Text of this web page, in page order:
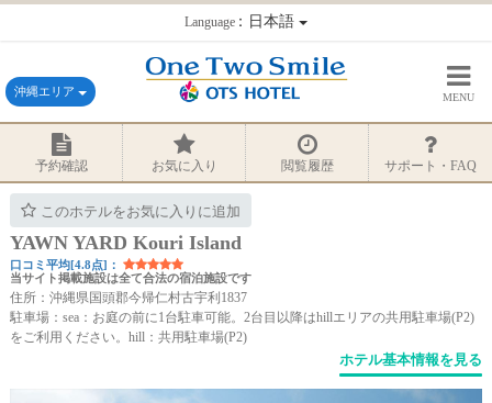
Language：日本語
沖縄エリア MENU
予約確認 お気に入り 閲覧履歴 サポート・FAQ
このホテルをお気に入りに追加
YAWN YARD Kouri Island
口コミ平均[4.8点]：
当サイト掲載施設は全て合法の宿泊施設です
住所：沖縄県国頭郡今帰仁村古宇利1837
駐車場：sea：お庭の前に1台駐車可能。2台目以降はhillエリアの共用駐車場(P2)
をご利用ください。hill：共用駐車場(P2)
ホテル基本情報を見る